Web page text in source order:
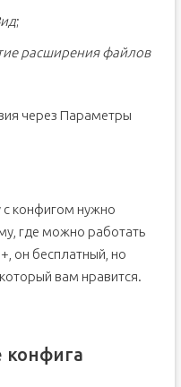
;
расширения файлов
через Параметры
с конфигом нужно
где можно работать
он бесплатный, но
вам нравится.
конфига